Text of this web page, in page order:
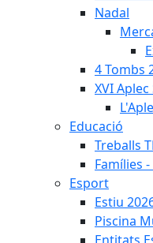
Nadal
4 Tombs
XVI
Educació
Treballs
Famílies
Esport
Estiu
Piscina